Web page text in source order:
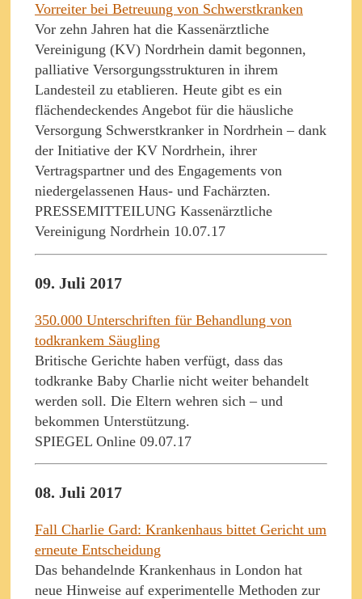
Vorreiter bei Betreuung von Schwerstkranken
Vor zehn Jahren hat die Kassenärztliche
Vereinigung (KV) Nordrhein damit begonnen,
palliative Versorgungsstrukturen in ihrem
Landesteil zu etablieren. Heute gibt es ein
flächendeckendes Angebot für die häusliche
Versorgung Schwerstkranker in Nordrhein – dank
der Initiative der KV Nordrhein, ihrer
Vertragspartner und des Engagements von
niedergelassenen Haus- und Fachärzten.
PRESSEMITTEILUNG Kassenärztliche
Vereinigung Nordrhein 10.07.17
09. Juli 2017
350.000 Unterschriften für Behandlung von
todkrankem Säugling
Britische Gerichte haben verfügt, dass das
todkranke Baby Charlie nicht weiter behandelt
werden soll. Die Eltern wehren sich – und
bekommen Unterstützung.
SPIEGEL Online 09.07.17
08. Juli 2017
Fall Charlie Gard: Krankenhaus bittet Gericht um
erneute Entscheidung
Das behandelnde Krankenhaus in London hat
neue Hinweise auf experimentelle Methoden zur